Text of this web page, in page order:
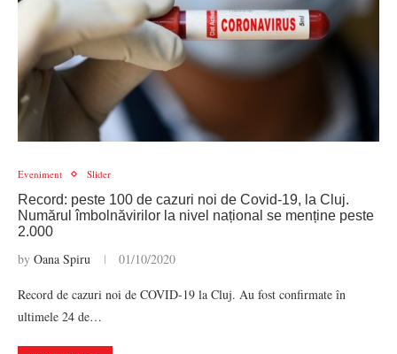
Eveniment Slider
Record: peste 100 de cazuri noi de Covid-19, la Cluj.
Numărul îmbolnăvirilor la nivel național se menține peste
2.000
by Oana Spiru 01/10/2020
Record de cazuri noi de COVID-19 la Cluj. Au fost confirmate în
ultimele 24 de…